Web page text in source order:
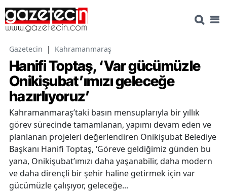
Gazetecin | Kahramanmaraş
Hanifi Toptaş, ‘Var gücümüzle
Onikişubat’ımızı geleceğe
hazırlıyoruz’
Kahramanmaraş’taki basın mensuplarıyla bir yıllık
görev sürecinde tamamlanan, yapımı devam eden ve
planlanan projeleri değerlendiren Onikişubat Belediye
Başkanı Hanifi Toptaş, ‘Göreve geldiğimiz günden bu
yana, Onikişubat’ımızı daha yaşanabilir, daha modern
ve daha dirençli bir şehir haline getirmek için var
gücümüzle çalışıyor, geleceğe...